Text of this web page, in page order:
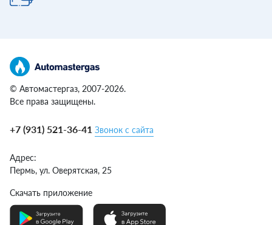
© Автомастергаз, 2007-2026.
Все права защищены.
+7 (931) 521-36-41 Звонок с сайта
Адрес:
Пермь, ул. Оверятская, 25
Скачать приложение